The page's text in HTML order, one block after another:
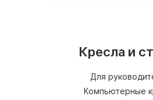
Кресла и
Для
Компьютерные